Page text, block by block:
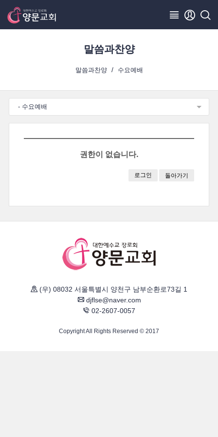
말씀과찬양
말씀과찬양 수요예배
- 수요예배
권한이 없습니다.
로그인 돌아가기
(우) 08032 서울특별시 양천구 남부순환로73길 1
djflse@naver.com
02-2607-0057
Copyright All Rights Reserved © 2017